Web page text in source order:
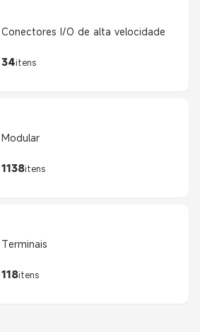
Conectores I/O de alta velocidade
34itens
Modular
1138itens
Terminais
118itens